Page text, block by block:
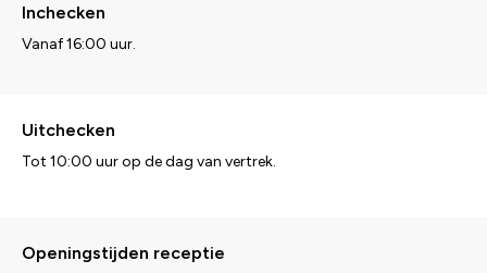
Inchecken
Vanaf 16:00 uur.
Uitchecken
Tot 10:00 uur op de dag van vertrek.
Openingstijden receptie